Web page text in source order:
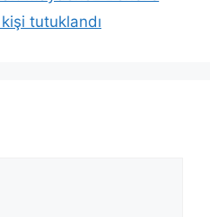
tutuklandı